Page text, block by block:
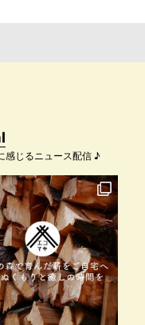
感じるニュース配信 ♪